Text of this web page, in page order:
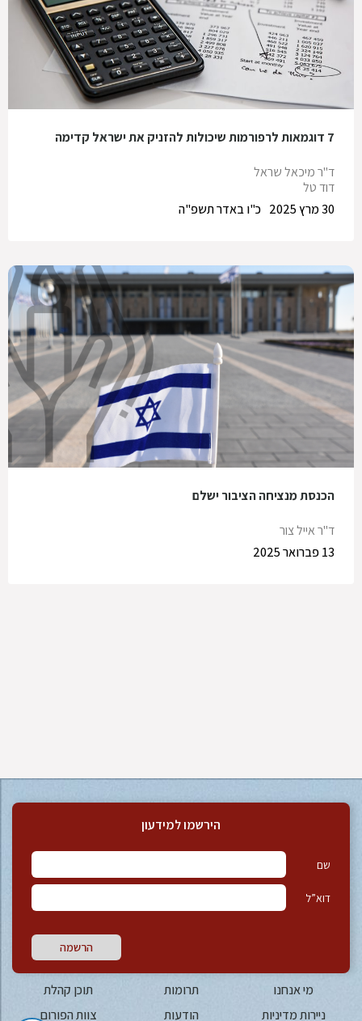
7 דוגמאות לרפורמות שיכולות להזניק את ישראל קדימה
ד"ר מיכאל שראל
דוד טל
כ"ו באדר תשפ"ה
30 מרץ 2025
הכנסת מנציחה הציבור ישלם
ד"ר אייל צור
13 פברואר 2025
הירשמו למידעון
שם
דוא”ל
הרשמה
מי אנחנו תרומות
תוכן קהלת
ניירות מדיניות
הודעות צוות הפורום